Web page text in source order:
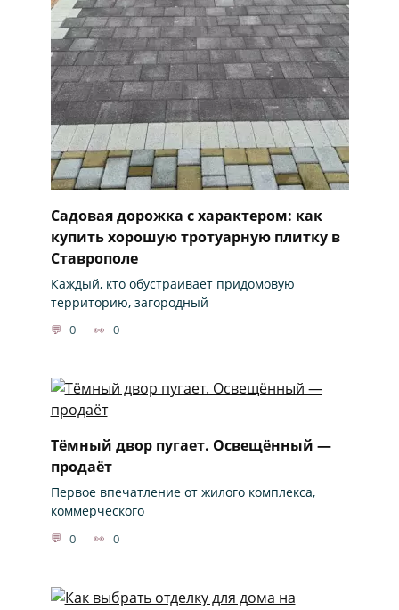
Садовая дорожка с характером: как
купить хорошую тротуарную плитку в
Ставрополе
Каждый, кто обустраивает придомовую
территорию, загородный
0 0
Тёмный двор пугает. Освещённый —
продаёт
Первое впечатление от жилого комплекса,
коммерческого
0 0